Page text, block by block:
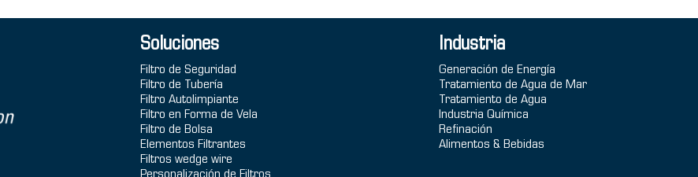
Soluciones
Filtro de Seguridad
Filtro de Tubería
Filtro Autolimpiante
Filtro en Forma de Vela
Filtro de Bolsa
Elementos Filtrantes
Filtros wedge wire
Personalización de Filtros
Industria
Generación de Energía
Tratamiento de Agua de Mar
Tratamiento de Agua
Industria Química
Refinación
Alimentos & Bebidas